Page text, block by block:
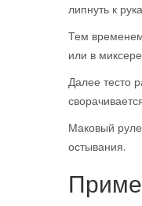
липнуть к
Тем
или в
Далее тесто
Маковый
остывания.